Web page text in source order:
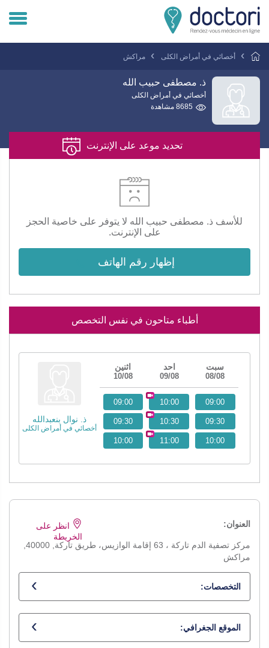
تسجيل دخول المريض
تسجيل دخول الطبيب
أخصائي في أمراض الكلى مراكش
ذ. مصطفى حبيب الله
أخصائي في أمراض الكلى
8685 مشاهدة
تحديد موعد على الإنترنت
للأسف ذ. مصطفى حبيب الله لا يتوفر على خاصية الحجز
على الإنترنت.
إظهار رقم الهاتف
أطباء متاحون في نفس التخصص
ذ. نوال بنعبدالله
أخصائي في أمراض الكلى
سبت
08/08
احد
09/08
اثنين
10/08
09:00
09:30
10:00
10:00
10:30
11:00
09:00
09:30
10:00
العنوان:
مراكش
انظر على
الخريطة
التخصصات:
أخصائي في أمراض الكلى
الموقع الجغرافي: